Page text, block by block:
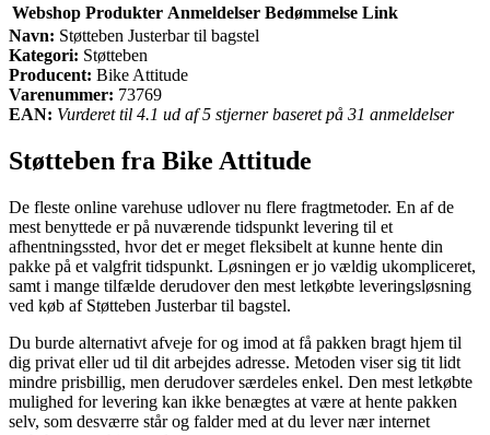
Webshop Produkter Anmeldelser Bedømmelse Link
Navn: Støtteben Justerbar til bagstel
Kategori: Støtteben
Producent: Bike Attitude
Varenummer: 73769
EAN: Vurderet til 4.1 ud af 5 stjerner baseret på 31 anmeldelser
Støtteben fra Bike Attitude
De fleste online varehuse udlover nu flere fragtmetoder. En af de
mest benyttede er på nuværende tidspunkt levering til et
afhentningssted, hvor det er meget fleksibelt at kunne hente din
pakke på et valgfrit tidspunkt. Løsningen er jo vældig ukompliceret,
samt i mange tilfælde derudover den mest letkøbte leveringsløsning
ved køb af Støtteben Justerbar til bagstel.
Du burde alternativt afveje for og imod at få pakken bragt hjem til
dig privat eller ud til dit arbejdes adresse. Metoden viser sig tit lidt
mindre prisbillig, men derudover særdeles enkel. Den mest letkøbte
mulighed for levering kan ikke benægtes at være at hente pakken
selv, som desværre står og falder med at du lever nær internet